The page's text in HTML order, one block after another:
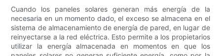
Cuando los paneles solares generan más energía de la
necesaria en un momento dado, el exceso se almacena en el
sistema de almacenamiento de energía de pared, en lugar de
reinyectarse a la red eléctrica. Esto permite a los propietarios
utilizar la energía almacenada en momentos en que los